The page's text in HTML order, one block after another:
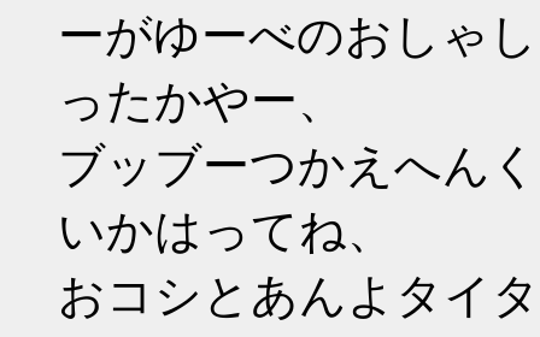
ーがゆーべのおしゃ
ったかやー、
ブッブーつかえへん
いかはってね、
おコシとあんよタイ